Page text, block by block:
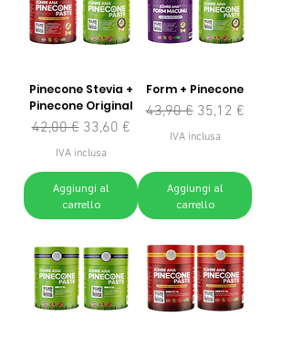
Pinecone Stevia +
Pinecone Original
Prezzo regolare
42,00 € Prezzo scontato
33,60 €
IVA inclusa
Aggiungi al
carrello
Form + Pinecone
Prezzo regolare
43,90 € Prezzo scontato
35,12 €
IVA inclusa
Aggiungi al
carrello